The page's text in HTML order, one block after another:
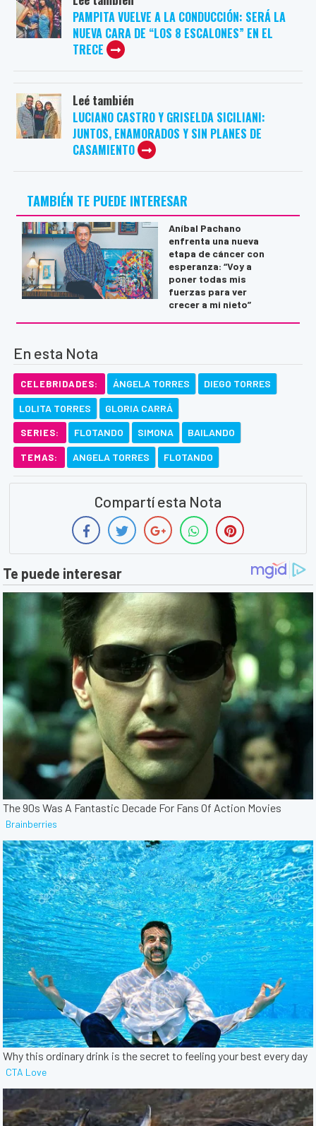
PAMPITA VUELVE A LA CONDUCCIÓN: SERÁ LA
NUEVA CARA DE “LOS 8 ESCALONES” EN EL
TRECE
Leé también
LUCIANO CASTRO Y GRISELDA SICILIANI:
JUNTOS, ENAMORADOS Y SIN PLANES DE
CASAMIENTO
TAMBIÉN TE PUEDE INTERESAR
Aníbal Pachano
enfrenta una nueva
etapa de cáncer con
esperanza: “Voy a
poner todas mis
fuerzas para ver
crecer a mi nieto”
En esta Nota
CELEBRIDADES: ÁNGELA TORRES DIEGO TORRES
LOLITA TORRES GLORIA CARRÁ
SERIES: FLOTANDO SIMONA BAILANDO
TEMAS: ANGELA TORRES FLOTANDO
Compartí esta Nota